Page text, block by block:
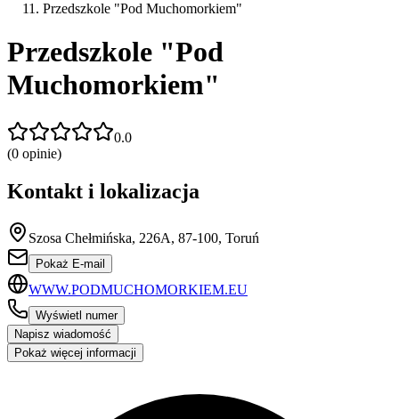
Przedszkole "Pod Muchomorkiem"
Przedszkole "Pod
Muchomorkiem"
0.0
(0 opinie)
Kontakt i lokalizacja
Szosa Chełmińska, 226A, 87-100, Toruń
Pokaż E-mail
WWW.PODMUCHOMORKIEM.EU
Wyświetl numer
Napisz wiadomość
Pokaż więcej informacji